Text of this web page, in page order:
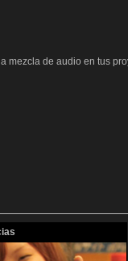
mezcla de audio en tus